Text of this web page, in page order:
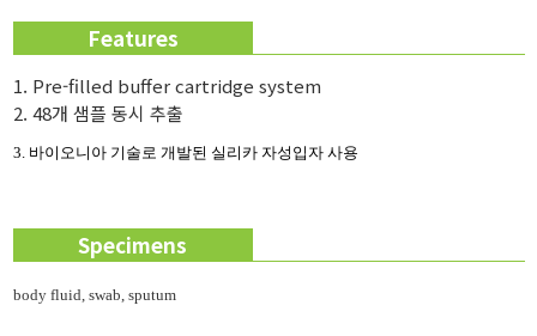
Features
1. Pre-filled buffer cartridge system
2. 48개 샘플 동시 추출
3. 바이오니아 기술로 개발된 실리카 자성입자 사용
Specimens
body fluid, swab, sputum